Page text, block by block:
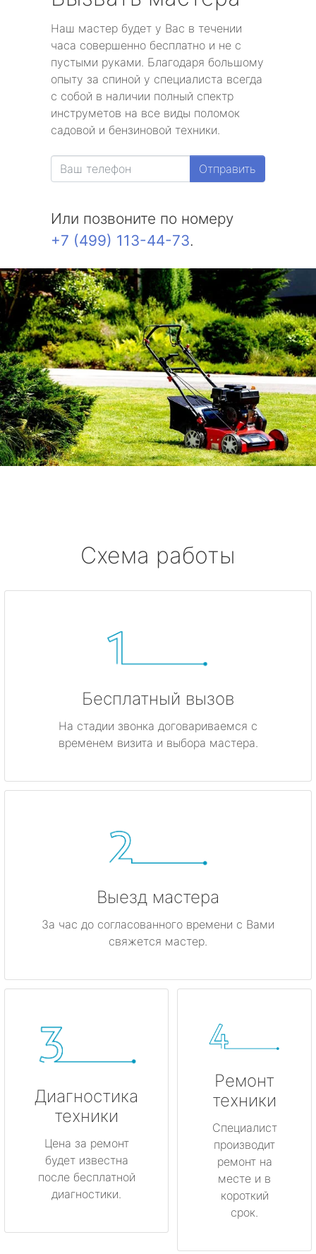
Наш мастер будет у Вас в течении
часа совершенно бесплатно и не с
пустыми руками. Благодаря большому
опыту за спиной у специалиста всегда
с собой в наличии полный спектр
инструметов на все виды поломок
садовой и бензиновой техники.
Отправить
Или позвоните по номеру
+7 (499) 113-44-73.
Схема работы
Бесплатный вызов
На стадии звонка договариваемся с
временем визита и выбора мастера.
Выезд мастера
За час до согласованного времени с Вами
свяжется мастер.
Диагностика
техники
Цена за ремонт
будет известна
после бесплатной
диагностики.
Ремонт
техники
Специалист
производит
ремонт на
месте и в
короткий
срок.